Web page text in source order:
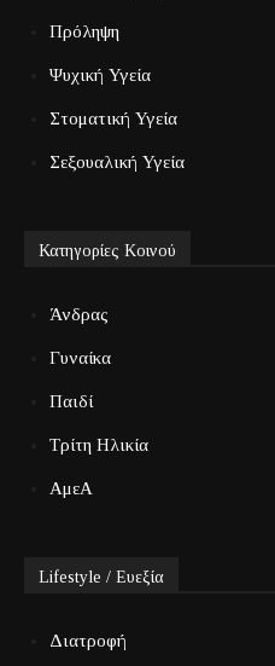
Πρόληψη
Ψυχική Υγεία
Στοματική Υγεία
Σεξουαλική Υγεία
Κατηγορίες Κοινού
Άνδρας
Γυναίκα
Παιδί
Τρίτη Ηλικία
ΑμεΑ
Lifestyle / Ευεξία
Διατροφή